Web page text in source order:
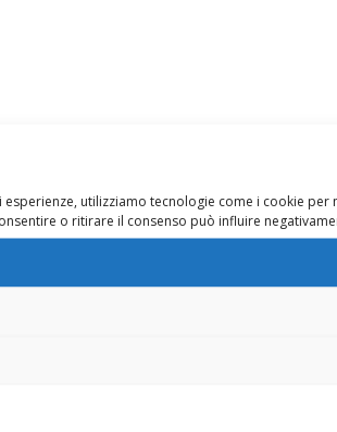
utilizziamo tecnologie come i cookie
o ritirare il consenso può influire